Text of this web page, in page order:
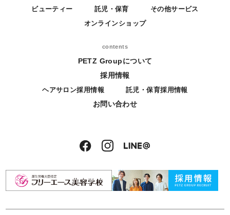
ビューティー 託児・保育
その他サービス
オンラインショップ
contents
PETZ Groupについて
採用情報
ヘアサロン採用情報 託児・保育採用情報
お問い合わせ